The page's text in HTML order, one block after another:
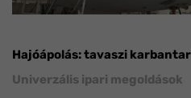
Hajóápolás: tavaszi
Univerzális ipari megoldások